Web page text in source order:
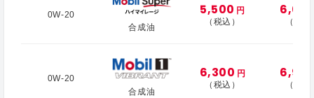
0W-20
合成油
5,500 円
（税込）
（税
0W-20
合成油
6,300 円
（税込）
（税